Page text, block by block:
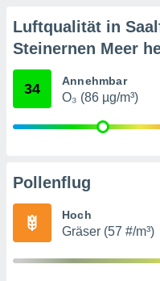
zur
der
von
Luftqualität in
Steinernen Meer
34 Annehmbar
O₃ (86 µg/m³)
Pollenflug
Hoch
Gräser (57 #/m³)